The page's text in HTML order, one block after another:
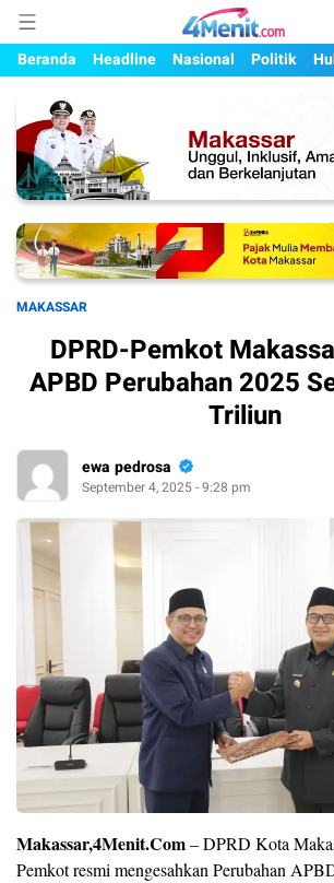
4menit.com
Mengungkap Kisah, Setiap Hari
Beranda
Headline Nasional Politik
MAKASSAR
DPRD-Pemkot
APBD Perubahan 2025
Triliun
ewa pedrosa
September 4, 2025 - 9:28 pm
Makassar,4Menit.Com– DPRD Kota
Pemkot resmi mengesahkan Perubahan